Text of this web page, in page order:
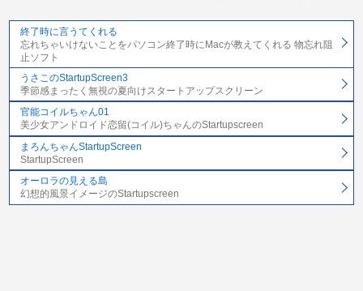
終了時に言うてくれる
忘れちゃいけないことをパソコン終了時にMacが教えてくれる 物忘れ阻
止ソフト
うさこのStartupScreen3
季節感まったく無視の夏向けスタートアップスクリーン
官能コイルちゃん01
美少女アンドロイド恋留(コイル)ちゃんのStartupscreen
まろんちゃんStartupScreen
StartupScreen
オーロラの見える島
幻想的風景イメージのStartupscreen